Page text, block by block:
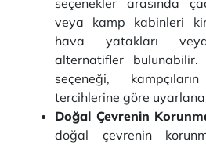
seçenekler arasında
veya kamp kabinleri
hava yatakları
alternatifler
seçeneği,
tercihlerine göre
Doğal Çevrenin
doğal çevrenin